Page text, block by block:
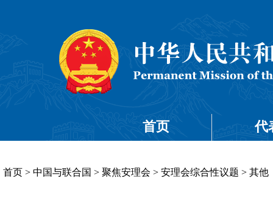
首页 代
首页 > 中国与联合国 > 聚焦安理会 > 安理会综合性议题 > 其他